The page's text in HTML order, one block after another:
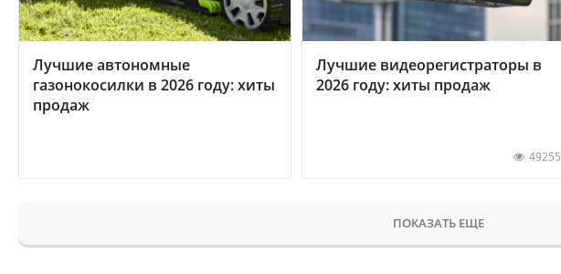
Лучшие автономные
газонокосилки в 2026 году: хиты
продаж
Лучшие видеорегистраторы в
2026 году: хиты продаж
49255
ПОКАЗАТЬ ЕЩЕ